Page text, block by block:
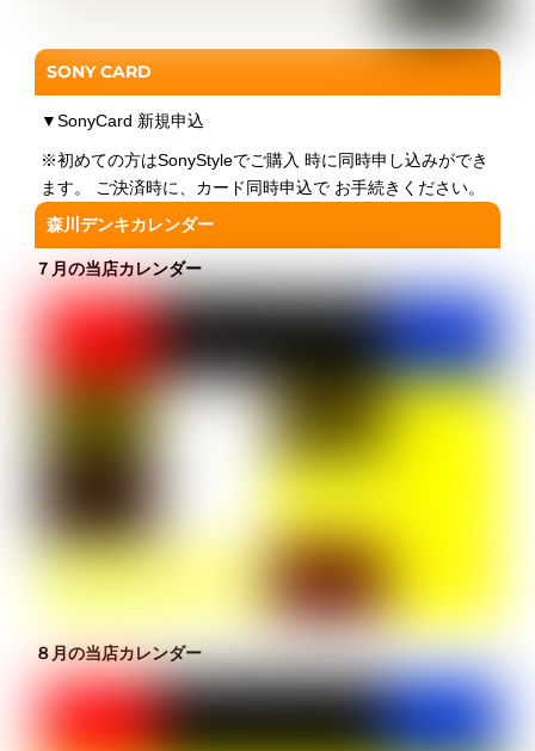
SONY CARD
▼SonyCard 新規申込
※初めての方はSonyStyleでご購入 時に同時申し込みができ
ます。 ご決済時に、カード同時申込で お手続きください。
森川デンキカレンダー
７月の当店カレンダー
８月の当店カレンダー